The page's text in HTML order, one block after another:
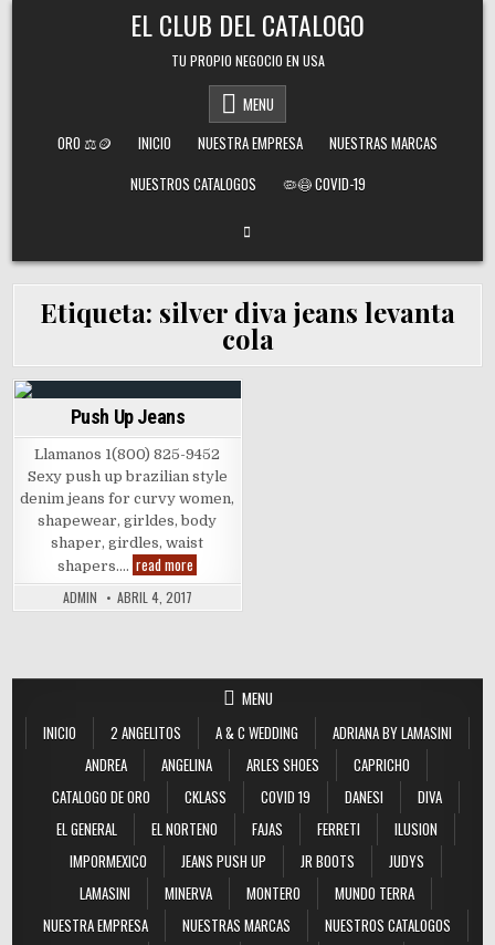
EL CLUB DEL CATALOGO
TU PROPIO NEGOCIO EN USA
MENU
ORO ⚖️🪙
INICIO NUESTRA EMPRESA
NUESTRAS MARCAS
NUESTROS CATALOGOS
🦠😷 COVID-19
Etiqueta: silver diva jeans levanta
cola
Posted
in
Push Up Jeans
Llamanos 1(800) 825-9452
Sexy push up brazilian style
denim jeans for curvy women,
shapewear, girldes, body
shaper, girdles, waist
shapers…. read more
Up
ADMIN ABRIL 4, 2017
MENU
INICIO
2 ANGELITOS A & C WEDDING
ADRIANA BY LAMASINI
ANDREA
ANGELINA ARLES SHOES
CAPRICHO
CATALOGO DE ORO
CKLASS COVID 19 DANESI
DIVA
EL GENERAL
EL NORTENO FAJAS FERRETI
ILUSION
IMPORMEXICO
JEANS PUSH UP JR BOOTS
JUDYS
LAMASINI
MINERVA MONTERO
MUNDO TERRA
NUESTRA EMPRESA
NUESTRAS MARCAS
NUESTROS CATALOGOS